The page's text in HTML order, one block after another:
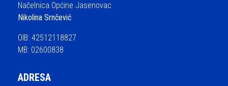
Načelnica Općine Jasenovac
Nikolina Srnčević
OIB: 42512118827
MB: 02600838
ADRESA